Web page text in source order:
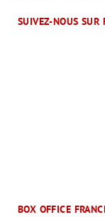
SUIVEZ-NOUS SUR
BOX OFFICE